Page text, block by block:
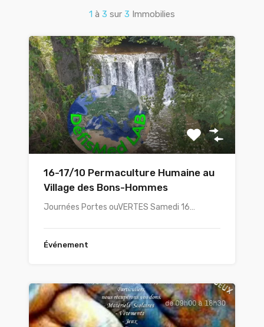
1 à 3 sur 3 Immobilies
16-17/10 Permaculture Humaine au
Village des Bons-Hommes
Journées Portes ouVERTES Samedi 16…
Événement